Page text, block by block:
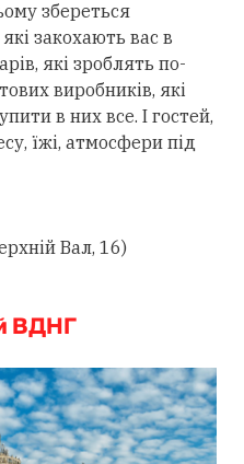
збереться
закохають вас в
які зроблять по-
виробників, які
в них все. І гостей,
їжі, атмосфери під
Вал, 16)
ВДНГ